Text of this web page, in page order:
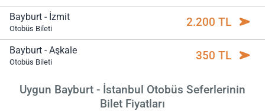
Bayburt - İzmit
Otobüs Bileti 2.200 TL
Bayburt - Aşkale
Otobüs Bileti 350 TL
Uygun Bayburt - İstanbul Otobüs Seferlerinin
Bilet Fiyatları